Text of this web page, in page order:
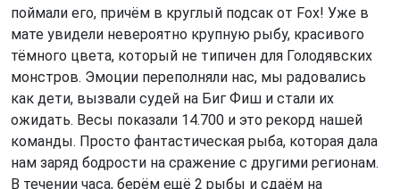
поймали его, причём в круглый подсак от Fox! Уже в
мате увидели невероятно крупную рыбу, красивого
тёмного цвета, который не типичен для Голодявских
монстров. Эмоции переполняли нас, мы радовались
как дети, вызвали судей на Биг Фиш и стали их
ожидать. Весы показали 14.700 и это рекорд нашей
команды. Просто фантастическая рыба, которая дала
нам заряд бодрости на сражение с другими регионам.
В течении часа, берём ещё 2 рыбы и сдаём на